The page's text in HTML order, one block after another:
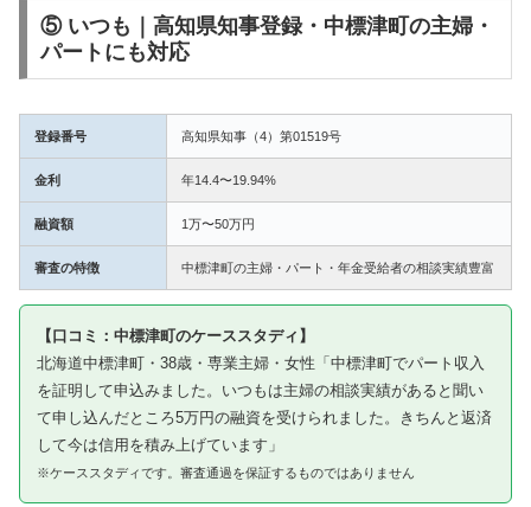
⑤ いつも｜高知県知事登録・中標津町の主婦・
パートにも対応
登録番号 高知県知事（4）第01519号
金利 年14.4〜19.94%
融資額 1万〜50万円
審査の特徴 中標津町の主婦・パート・年金受給者の相談実績豊富
【口コミ：中標津町のケーススタディ】
北海道中標津町・38歳・専業主婦・女性「中標津町でパート収入
を証明して申込みました。いつもは主婦の相談実績があると聞い
て申し込んだところ5万円の融資を受けられました。きちんと返済
して今は信用を積み上げています」
※ケーススタディです。審査通過を保証するものではありません